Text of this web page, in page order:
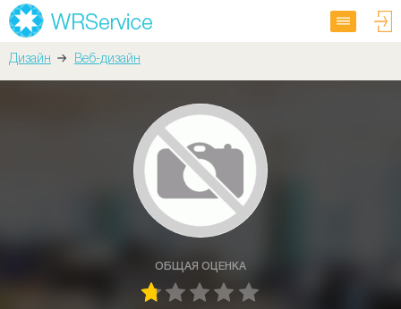
Дизайн Веб-дизайн
ОБЩАЯ ОЦЕНКА